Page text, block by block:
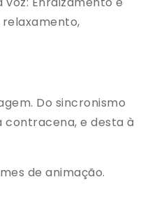
Do sincronismo
contracena, e desta à
de animação.